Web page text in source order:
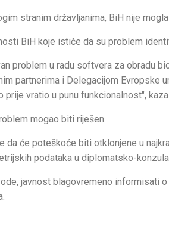
stranim državljanima, BiH nije
BiH koje ističe da su problem
problem u radu softvera za obradu
partnerima i Delegacijom Evropske
vratio u punu funkcionalnost",
mogao biti riješen.
da će poteškoće biti otklonjene u
podataka u diplomatsko-
javnost blagovremeno informisati